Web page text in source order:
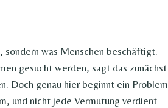
sondern was Menschen beschäftigt.
gesucht werden, sagt das zunächst
Doch genau hier beginnt ein Problem
und nicht jede Vermutung verdient